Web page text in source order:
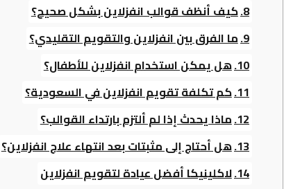
كيف أنظف قوالب انفزلاين بشكل صحيح؟
ما الفرق بين انفزلاين والتقويم التقليدي؟
هل يمكن استخدام انفزلاين للأطفال؟
كم تكلفة تقويم انفزلاين في السعودية؟
ماذا يحدث إذا لم ألتزم بارتداء القوالب؟
هل أحتاج إلى مثبتات بعد انتهاء علاج انفزلاين؟
لاكلينيكا أفضل عيادة لتقويم انفزلاين